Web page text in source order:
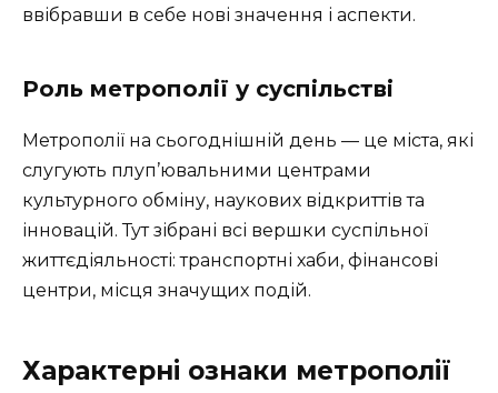
ввібравши в себе нові значення і аспекти.
Роль метрополії у суспільстві
Метрополії на сьогоднішній день — це міста, які
слугують плуп’ювальними центрами
культурного обміну, наукових відкриттів та
інновацій. Тут зібрані всі вершки суспільної
життєдіяльності: транспортні хаби, фінансові
центри, місця значущих подій.
Характерні ознаки метрополії